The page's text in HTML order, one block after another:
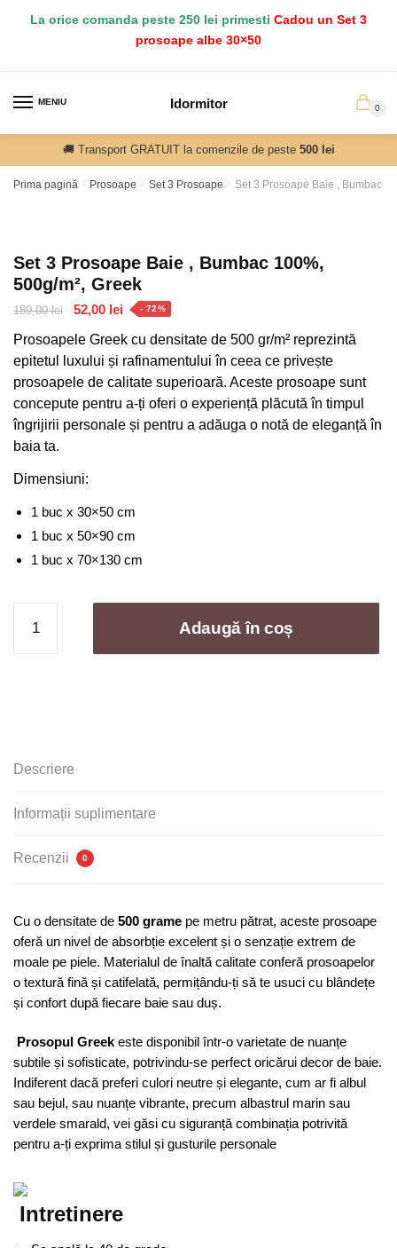
La orice comanda peste 250 lei primesti Cadou un Set 3
prosoape albe 30×50
MENIU Idormitor 0
🚚 Transport GRATUIT la comenzile de peste 500 lei
Prima pagină / Prosoape / Set 3 Prosoape / Set 3 Prosoape Baie , Bumbac
Set 3 Prosoape Baie , Bumbac 100%,
500g/m², Greek
189,00lei
Prețul
a
fost:
189,00 lei.
52,00 lei Prețul
este:
52,00 lei.
- 72%
Prosoapele Greek cu densitate de 500 gr/m² reprezintă
epitetul luxului și rafinamentului în ceea ce privește
prosoapele de calitate superioară. Aceste prosoape sunt
concepute pentru a-ți oferi o experiență plăcută în timpul
îngrijirii personale și pentru a adăuga o notă de eleganță în
baia ta.
Dimensiuni:
1 buc x 30×50 cm
1 buc x 50×90 cm
1 buc x 70×130 cm
3
100%,
Adaugă în coș
Descriere
Informații suplimentare
Recenzii 0
Cu o densitate de 500 grame pe metru pătrat, aceste prosoape
oferă un nivel de absorbție excelent și o senzație extrem de
moale pe piele. Materialul de înaltă calitate conferă prosoapelor
o textură fină și catifelată, permițându-ți să te usuci cu blândețe
și confort după fiecare baie sau duș.
Prosopul Greek este disponibil într-o varietate de nuanțe
subtile și sofisticate, potrivindu-se perfect oricărui decor de baie.
Indiferent dacă preferi culori neutre și elegante, cum ar fi albul
sau bejul, sau nuanțe vibrante, precum albastrul marin sau
verdele smarald, vei găsi cu siguranță combinația potrivită
pentru a-ți exprima stilul și gusturile personale
Intretinere